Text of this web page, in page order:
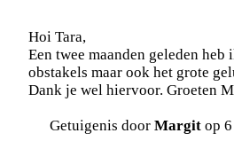
Hoi Tara,
Een twee maanden geleden
obstakels maar ook het grote
Dank je wel hiervoor. Groeten
Getuigenis door Margit op